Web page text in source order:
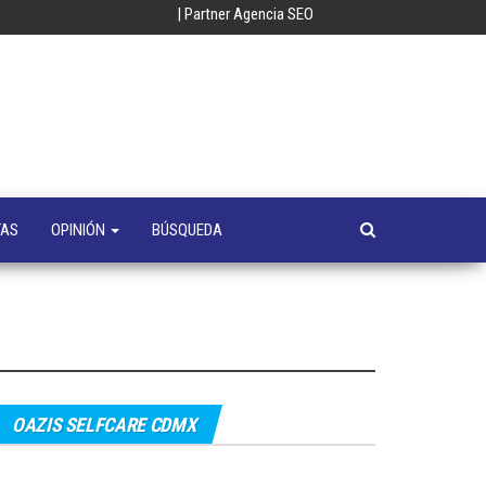
| Partner Agencia SEO
OPINIÓN BÚSQUEDA
OAZIS SELFCARE CDMX